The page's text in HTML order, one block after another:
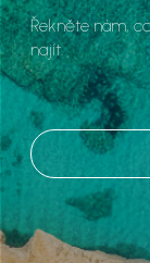
Řekněte nám,
najít.